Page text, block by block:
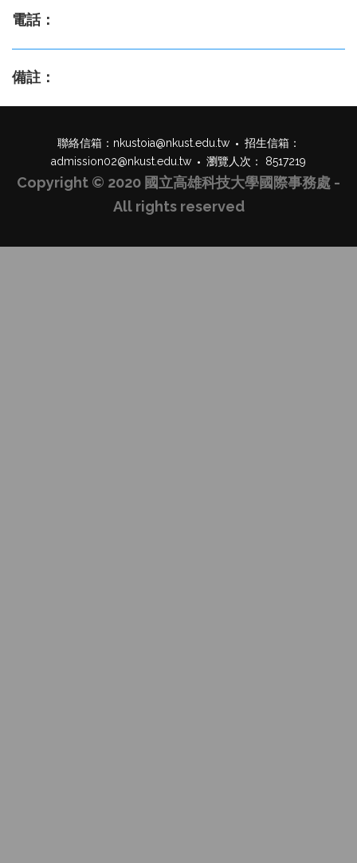
電話：
備註：
聯絡信箱： nkustoia@nkust.edu.tw
招生信箱：
admission02@nkust.edu.tw
瀏覽人次： 8517219
Copyright © 2020 國立高雄科技大學國際事務處 -
All rights reserved